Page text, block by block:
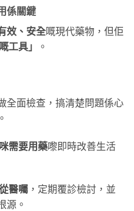
係關鍵
效、安全嘅現代藥物，但佢
工具」 。
全面檢查，搞清楚問題係心
需要用藥嚟即時改善生活
醫囑 ，定期覆診檢討，並
源。